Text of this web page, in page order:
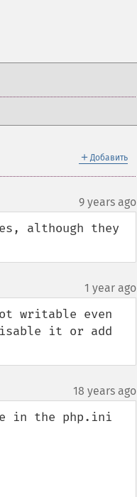
＋ Добавить
9 years ago
although they
1 year ago
writable even
it or add
18 years ago
in the php.ini